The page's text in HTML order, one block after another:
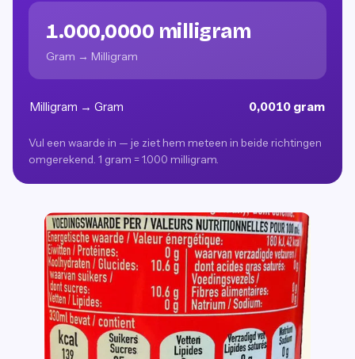
1.000,0000 milligram
Gram → Milligram
Milligram → Gram 0,0010 gram
Vul een waarde in — je ziet hem meteen in beide richtingen
omgerekend. 1 gram = 1.000 milligram.